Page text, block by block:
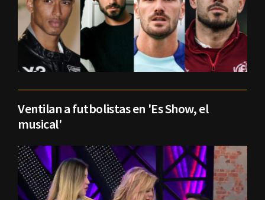
Ventilan a futbolistas en 'Es Show, el
musical'